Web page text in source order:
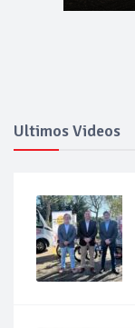
Ultimos Videos